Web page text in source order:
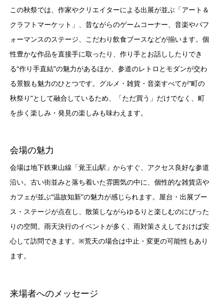
この秋祭では、作家やクリエイターによる出展が並ぶ「アート＆
クラフトマーケット」、昔ながらのゲームコーナー、音楽やパフ
ォーマンスのステージ、こだわり飲食ブースなどが揃います。個
性豊かな作品を直接手に取ったり、作り手とお話ししたりでき
る“作り手直結”の魅力があるほか、参道のレトロとモダンが交わ
る景観も魅力のひとつです。グルメ・雑貨・音楽すべてが“町の
秋祭り”として融合しているため、「ただ買う」だけでなく、町
を歩く楽しみ・発見の楽しみも味わえます。
会場の魅力
会場は地下鉄東山線「覚王山駅」からすぐ、アクセス良好な参道
沿い。古い街並みと落ち着いた雰囲気の中に、個性的な雑貨店や
カフェが並ぶ“温故知新”の魅力が感じられます。屋台・出展ブー
ス・ステージが点在し、散策しながらゆるりと楽しむのにぴった
りの空間。雨天決行のイベントが多く、雨対策さえしておけば安
心して訪問できます。※荒天の場合は中止・変更の可能性もあり
ます。
来場者へのメッセージ